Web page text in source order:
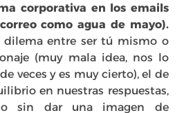
corporativa en los emails
como agua de mayo).
entre ser tú mismo o
(muy mala idea, nos lo
veces y es muy cierto), el de
en nuestras respuestas,
sin dar una imagen de